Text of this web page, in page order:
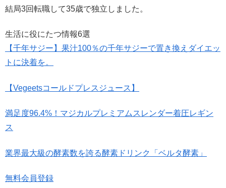
結局3回転職して35歳で独立しました。
生活に役にたつ情報6選
【千年サジー】果汁100％の千年サジーで置き換えダイエッ
トに決着を。
【Vegeetsコールドプレスジュース】
満足度96.4%！マジカルプレミアムスレンダー着圧レギン
ス
業界最大級の酵素数を誇る酵素ドリンク「ベルタ酵素」
無料会員登録